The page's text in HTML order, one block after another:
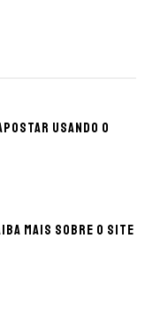
usando o
mais sobre o site